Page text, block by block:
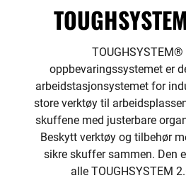
TOUGHSYSTEM®
oppbevaringssystemet er
arbeidstasjonsystemet for
store verktøy til
skuffene med justerbare
Beskytt verktøy og tilbehør
sikre skuffer sammen. Den
alle TOUGHSYSTEM